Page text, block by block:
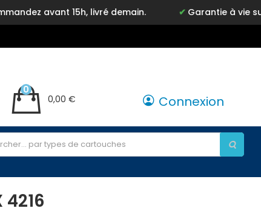
avant 15h, livré demain. Garantie à vie sur
0,00 €
0
Connexion